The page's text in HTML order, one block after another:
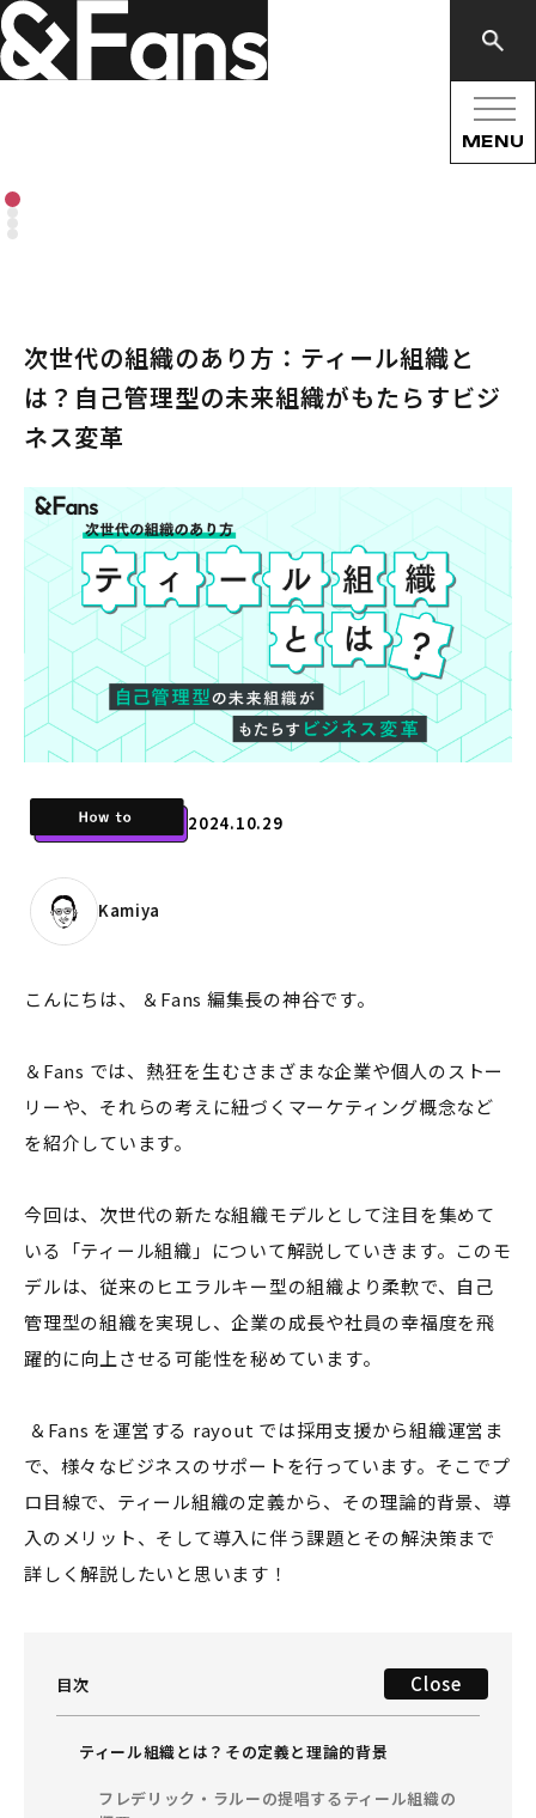
MENU
次世代の組織のあり方：ティール組織と
は？自己管理型の未来組織がもたらすビジ
ネス変革
2024.10.29
Kamiya
こんにちは、 ＆Fans 編集長の神谷です。
＆Fans では、熱狂を生むさまざまな企業や個人のストー
リーや、それらの考えに紐づくマーケティング概念など
を紹介しています。
今回は、次世代の新たな組織モデルとして注目を集めて
いる「ティール組織」について解説していきます。このモ
デルは、従来のヒエラルキー型の組織より柔軟で、自己
管理型の組織を実現し、企業の成長や社員の幸福度を飛
躍的に向上させる可能性を秘めています。
＆Fans を運営する rayout では採用支援から組織運営ま
で、様々なビジネスのサポートを行っています。そこでプ
ロ目線で、ティール組織の定義から、その理論的背景、導
入のメリット、そして導入に伴う課題とその解決策まで
詳しく解説したいと思います！
Close
目次
ティール組織とは？その定義と理論的背景
フレデリック・ラルーの提唱するティール組織の